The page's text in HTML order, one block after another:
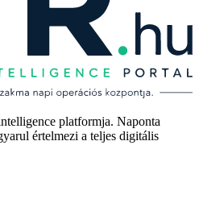
platformja. Naponta
értelmezi a teljes digitális